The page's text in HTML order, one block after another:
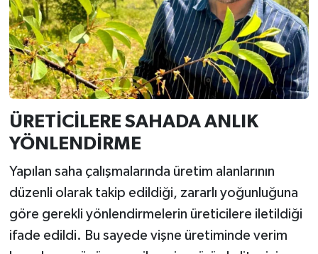
ÜRETİCİLERE SAHADA ANLIK
YÖNLENDİRME
Yapılan saha çalışmalarında üretim alanlarının
düzenli olarak takip edildiği, zararlı yoğunluğuna
göre gerekli yönlendirmelerin üreticilere iletildiği
ifade edildi. Bu sayede vişne üretiminde verim